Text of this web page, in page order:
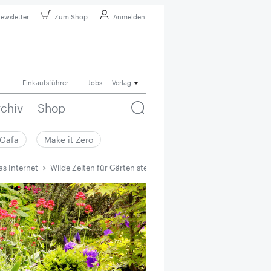
Zum Shop Anmelden
Einkaufsführer Jobs Verlag
Shop
Make it Zero
Internet Wilde Zeiten für Gärten ­stehen bevor – sagt das Internet